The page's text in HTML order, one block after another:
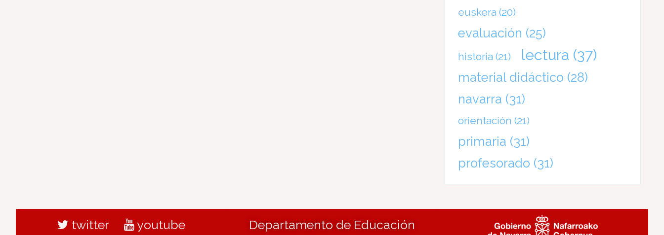
euskera (20)
evaluación (25)
historia (21) lectura (37)
material didáctico (28)
navarra (31)
orientación (21)
primaria (31)
profesorado (31)
twitter youtube Departamento de Educación